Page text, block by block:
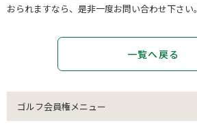
おられますなら、是非一度お問い合わせ下さい。
一覧へ戻る
ゴルフ会員権メニュー